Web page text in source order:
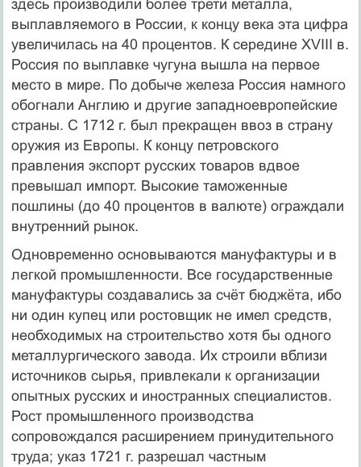
здесь производили более трети металла,
выплавляемого в России, к концу века эта цифра
увеличилась на 40 процентов. К середине XVIII в.
Россия по выплавке чугуна вышла на первое
место в мире. По добыче железа Россия намного
обогнали Англию и другие западноевропейские
страны. С 1712 г. был прекращен ввоз в страну
оружия из Европы. К концу петровского
правления экспорт русских товаров вдвое
превышал импорт. Высокие таможенные
пошлины (до 40 процентов в валюте) ограждали
внутренний рынок.
Одновременно основываются мануфактуры и в
легкой промышленности. Все государственные
мануфактуры создавались за счёт бюджёта, ибо
ни один купец или ростовщик не имел средств,
необходимых на строительство хотя бы одного
металлургического завода. Их строили вблизи
источников сырья, привлекали к организации
опытных русских и иностранных специалистов.
Рост промышленного производства
сопровождался расширением принудительного
труда; указ 1721 г. разрешал частным